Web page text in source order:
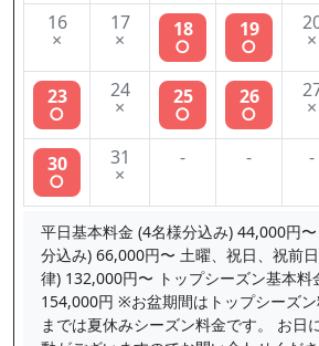
16
×
17
× 18
○
19
○ ×
23
○
24
× 25
○
26
○ ×
30
○
31
×
- - -
平日基本料金 (4名様分込み) 44,000円
分込み) 66,000円〜 土曜、祝日、祝前
律) 132,000円〜 トップシーズン基本料
154,000円 ※お盆期間はトップシーズ
までは夏休みシーズン料金です。 お日